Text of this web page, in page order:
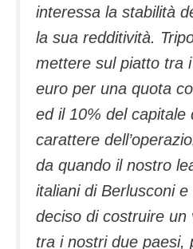
interessa la stabilità
la sua redditività.
mettere sul piatto tra
euro per una quota
ed il 10% del capitale
carattere
da quando il nostro
italiani di Berlusconi
deciso di costruire
tra i nostri due paesi,